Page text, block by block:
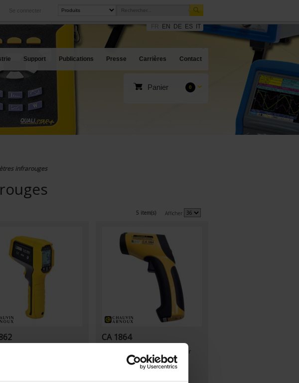
Se connecter
offres
EN DE ES IT
Support Publications Presse Carrières Contact
Panier 0
infrarouges
5 item(s) Afficher
CA 1864
Thermomètre sans contact pour
mesures de - 50 °C à + 1000 °C